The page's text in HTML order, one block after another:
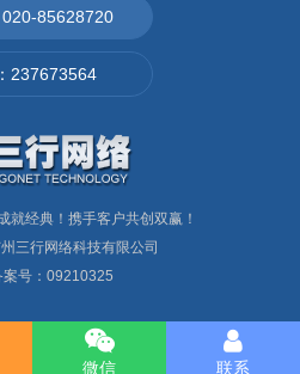
？
具外贸需要注..
020-85628720
237673564
就经典！携手客户共创双赢！
三行网络科技有限公司
案号：09210325
微信 联系